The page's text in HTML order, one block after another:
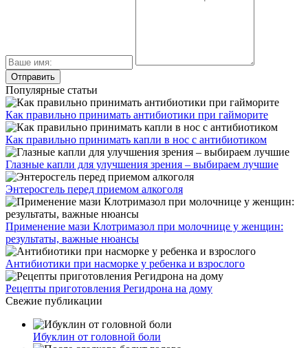
Популярные статьи
Как правильно принимать антибиотики при гайморите
Как правильно принимать капли в нос с антибиотиком
Глазные капли для улучшения зрения – выбираем лучшие
Энтеросгель перед приемом алкоголя
Применение мази Клотримазол при молочнице у женщин:
результаты, важные нюансы
Антибиотики при насморке у ребенка и взрослого
Рецепты приготовления Регидрона на дому
Свежие публикации
Ибуклин от головной боли